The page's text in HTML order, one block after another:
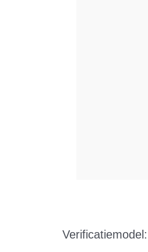
Verificatiemodel: